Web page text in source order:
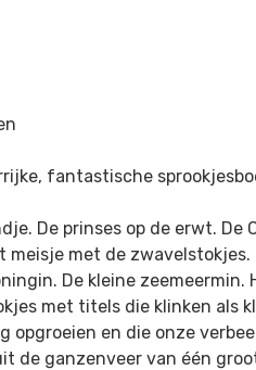
fantastische
De prinses op de erwt. De
meisje met de zwavelstokjes.
De kleine
met titels die klinken als
opgroeien en die onze
de ganzenveer van één